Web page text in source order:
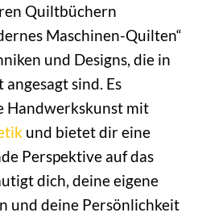
Quiltbüchern
Maschinen-Quilten“
und Designs, die in
sind. Es
mit
und bietet dir eine
Perspektive auf das
dich, deine eigene
und deine Persönlichkeit